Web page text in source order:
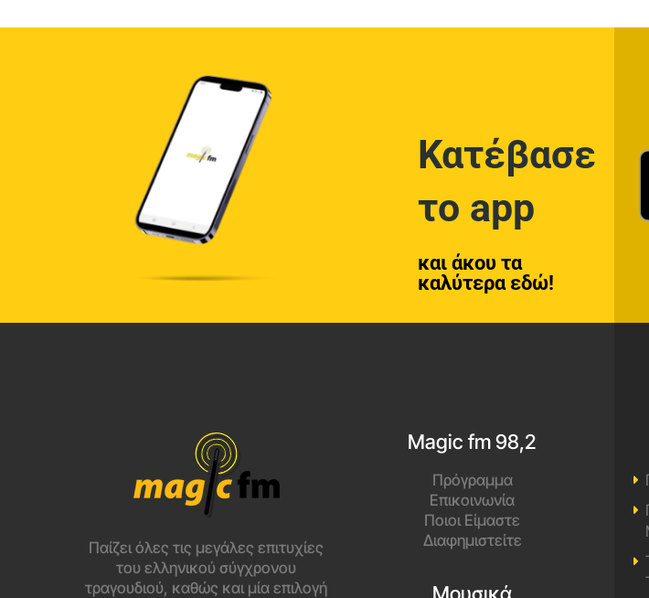
Κατέβασε
το app
και άκου τα
καλύτερα εδώ!
Παίζει όλες τις μεγάλες επιτυχίες
του ελληνικού σύγχρονου
τραγουδιού, καθώς και μία επιλογή
Magic fm 98,2
Πρόγραμμα
Επικοινωνία
Ποιοι Είμαστε
Διαφημιστείτε